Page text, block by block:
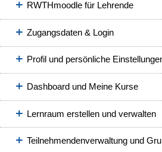
RWTHmoodle für Lehrende
Zugangsdaten & Login
Profil und persönliche
Dashboard und Meine Kurse
Lernraum erstellen und verwalten
Teilnehmendenverwaltung und